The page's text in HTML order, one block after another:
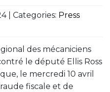
| Categories: Press
des mécaniciens
le député Ellis Ross
le mercredi 10 avril
fiscale et de